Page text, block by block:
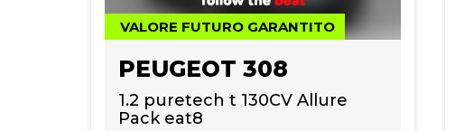
VALORE FUTURO GARANTITO
PEUGEOT 308
1.2 puretech t 130CV Allure
Pack eat8